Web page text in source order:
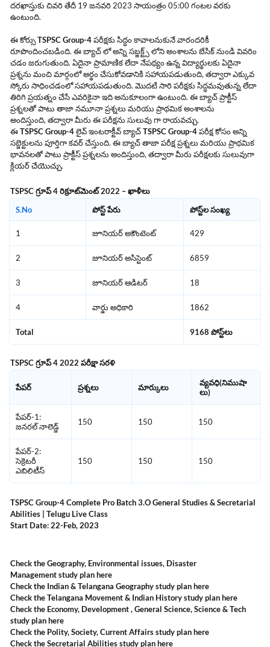
దరఖాస్తుకు చివరి తేదీ 19 జనవరి 2023 సాయంత్రం 05:00 గంటల వరకు
ఉంటుంది.
ఈ కోర్సుTSPSC Group-4పరీక్షకు సిద్ధం కావాలనుకునే వారందరికీ
రూపొందించబడింది. ఈ బ్యాచ్ లో అన్ని సబ్జక్ట్స్ లోని అంశాలను బేసిక్ నుండి వివరిం
చడం జరుగుతుంది. ఏదైనా ప్రామాణిక లేదా నేపథ్యం ఉన్న విద్యార్థులకు ఏదైనా
ప్రశ్నను మంచి మార్గంలో అర్థం చేసుకోవడానికి సహాయపడుతుంది, తద్వారా ఎక్కువ
స్కోరు సాధించడంలో సహాయపడుతుంది. మొదటి సారి పరీక్షకు సిద్ధమవుతున్న లేదా
తిరిగి ప్రయత్నం చేసే ఎవరికైనా ఇది అనుకూలంగా ఉంటుంది. ఈ బ్యాచ్ ప్రాక్టీస్
ప్రశ్నలతో పాటు తాజా నమూనా ప్రశ్నలు మరియు ప్రాథమిక అంశాలను
అందిస్తుంది, తద్వారా మీరు ఈ పరీక్షను సులువు గా రాయవచ్చు.
ఈTSPSC Group-4లైవ్ ఇంటరాక్టీవ్ బ్యాచ్TSPSC Group-4పరీక్ష కోసం అన్ని
సబ్జెక్టులను పూర్తిగా కవర్ చేస్తుంది. ఈ బ్యాచ్ తాజా పరీక్ష ప్రశ్నలు మరియు ప్రాథమిక
భావనలతో పాటు ప్రాక్టీస్ ప్రశ్నలను అందిస్తుంది, తద్వారా మీరు పరీక్షలకు సులువుగా
క్లియర్ చేయొచ్చు.
TSPSC గ్రూప్ 4 రిక్రూట్‌మెంట్ 2022 – ఖాళీలు
S.No
పోస్ట్ పేరు పోస్ట్‌ల సంఖ్య
1 జూనియర్ అకౌంటెంట్ 429
2 జూనియర్ అసిస్టెంట్ 6859
3 జూనియర్ ఆడిటర్ 18
4 వార్డు అధికారి 1862
Total 9168 పోస్ట్‌లు
TSPSC గ్రూప్ 4 2022 పరీక్షా సరళి
పేపర్ ప్రశ్నలు మార్కులు
వ్యవధి(నిముషా
లు)
పేపర్-1:
జనరల్ నాలెడ్జ్
150 150 150
పేపర్-2:
సెక్రెటరీ
ఎబిలిటీస్
150 150 150
TSPSC Group-4 Complete Pro Batch 3.O General Studies & Secretarial
Abilities | Telugu Live Class
Start Date: 22-Feb, 2023
Check the Geography, Environmental issues, Disaster
Management study planhere
Check the Indian & Telangana Geography study planhere
Check the Telangana Movement & Indian History study planhere
Check the Economy, Development , General Science, Science & Tech
study planhere
Check the Polity, Society, Current Affairs study planhere
Check the Secretarial Abilities study planhere